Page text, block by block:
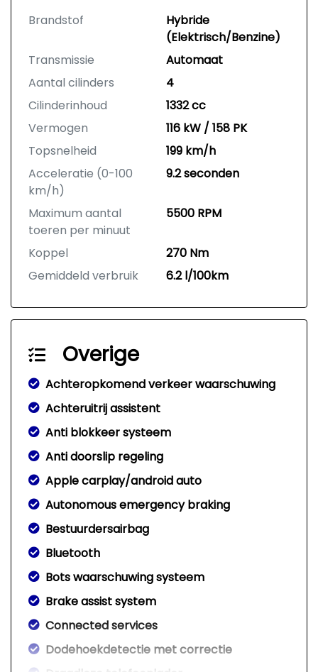
Brandstof
Hybride
(Elektrisch/Benzine)
Transmissie
Automaat
Aantal cilinders
4
Cilinderinhoud
1332 cc
Vermogen
116 kW / 158 PK
Topsnelheid
199 km/h
Acceleratie (0-100
km/h)
9.2 seconden
Maximum aantal
toeren per minuut
5500 RPM
Koppel
270 Nm
Gemiddeld verbruik
6.2 l/100km
Overige
Achteropkomend verkeer waarschuwing
Achteruitrij assistent
Anti blokkeer systeem
Anti doorslip regeling
Apple carplay/android auto
Autonomous emergency braking
Bestuurdersairbag
Bluetooth
Bots waarschuwing systeem
Brake assist system
Connected services
Dodehoekdetectie met correctie